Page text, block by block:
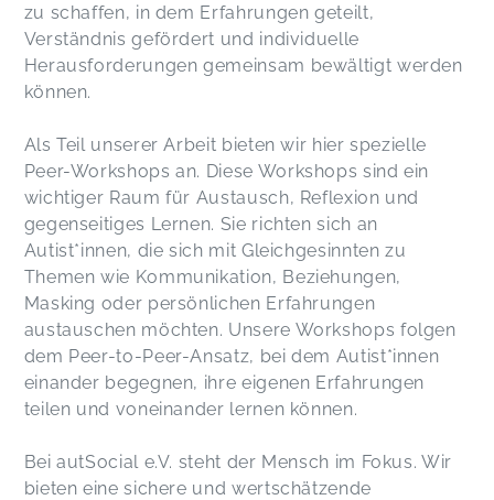
Nochmal vielen Dank an alle Beteiligten für
diesen wundervollen Workshop. Ich habe mich
auf einer ganz neuen Ebene gesehen und gehört
gefühlt. ♡
Madlen,
Peer-Workshop - Selbstakzeptanz
Micha,Jan 11
Vielen Dank für den wertvollen Workshop ♥️
Peer-Workshop - Selbstakzeptanz
Nicole,Jan 11
Micha,Dec 11
zu schaffen, in dem Erfahrungen geteilt,
Verständnis gefördert und individuelle
Herausforderungen gemeinsam bewältigt werden
können.
Als Teil unserer Arbeit bieten wir hier spezielle
Peer-Workshops an. Diese Workshops sind ein
wichtiger Raum für Austausch, Reflexion und
gegenseitiges Lernen. Sie richten sich an
Autist*innen, die sich mit Gleichgesinnten zu
Themen wie Kommunikation, Beziehungen,
Masking oder persönlichen Erfahrungen
austauschen möchten. Unsere Workshops folgen
dem Peer-to-Peer-Ansatz, bei dem Autist*innen
einander begegnen, ihre eigenen Erfahrungen
teilen und voneinander lernen können.
Bei autSocial e.V. steht der Mensch im Fokus. Wir
bieten eine sichere und wertschätzende